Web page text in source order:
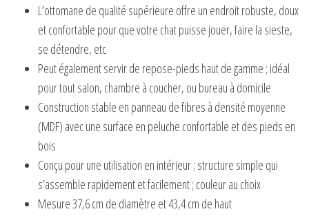
L’ottomane de qualité supérieure offre un endroit robuste, doux
et confortable pour que votre chat puisse jouer, faire la sieste,
se détendre, etc
Peut également servir de repose-pieds haut de gamme ; idéal
pour tout salon, chambre à coucher, ou bureau à domicile
Construction stable en panneau de fibres à densité moyenne
(MDF) avec une surface en peluche confortable et des pieds en
bois
Conçu pour une utilisation en intérieur ; structure simple qui
s’assemble rapidement et facilement ; couleur au choix
Mesure 37,6 cm de diamètre et 43,4 cm de haut